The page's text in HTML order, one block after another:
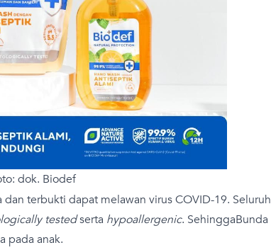
dok. Biodef
terbukti dapat melawan virus COVID-19. Seluruh
testedserta hypoallergenic. SehinggaBunda
pada anak.